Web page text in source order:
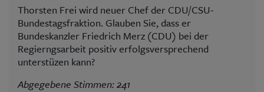
Thorsten Frei wird neuer Chef der CDU/CSU-
Bundestagsfraktion. Glauben Sie, dass er
Bundeskanzler Friedrich Merz (CDU) bei der
Regierngsarbeit positiv erfolgsversprechend
unterstüzen kann?
Abgegebene Stimmen: 241